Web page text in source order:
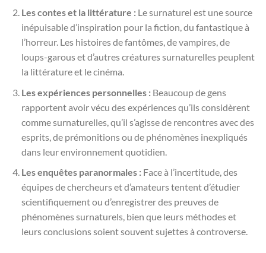
Les contes et la littérature :Le surnaturel est une source
inépuisable d’inspiration pour la fiction, du fantastique à
l’horreur. Les histoires de fantômes, de vampires, de
loups-garous et d’autres créatures surnaturelles peuplent
la littérature et le cinéma.
Les expériences personnelles :Beaucoup de gens
rapportent avoir vécu des expériences qu’ils considèrent
comme surnaturelles, qu’il s’agisse de rencontres avec des
esprits, de prémonitions ou de phénomènes inexpliqués
dans leur environnement quotidien.
Les enquêtes paranormales :Face à l’incertitude, des
équipes de chercheurs et d’amateurs tentent d’étudier
scientifiquement ou d’enregistrer des preuves de
phénomènes surnaturels, bien que leurs méthodes et
leurs conclusions soient souvent sujettes à controverse.